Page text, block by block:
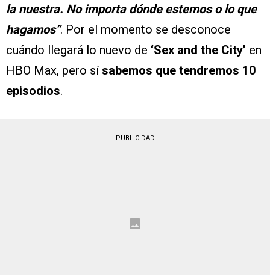
la nuestra. No importa dónde estemos o lo que
hagamos”. Por el momento se desconoce
cuándo llegará lo nuevo de ‘Sex and the City’ en
HBO Max, pero sísabemos que tendremos 10
episodios.
PUBLICIDAD